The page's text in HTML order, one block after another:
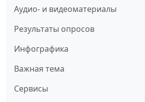
Аудио- и видеоматериалы
Результаты опросов
Инфографика
Важная тема
Сервисы